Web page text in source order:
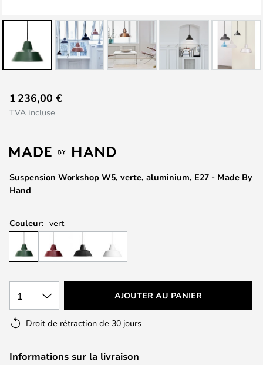
to
the
of
the
images
gallery
Suspension Workshop W5, verte, aluminium, E27 - Made By
Hand
1 236,00 €
TVA incluse
Couleur: vert
1 AJOUTER AU PANIER
Droit de rétraction de 30 jours
Informations sur la livraison